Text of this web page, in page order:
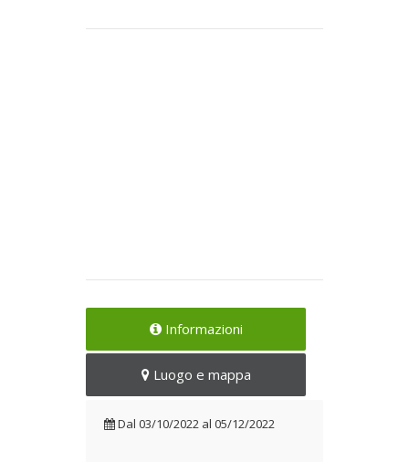
Informazioni
Luogo e mappa
Dal 03/10/2022 al 05/12/2022